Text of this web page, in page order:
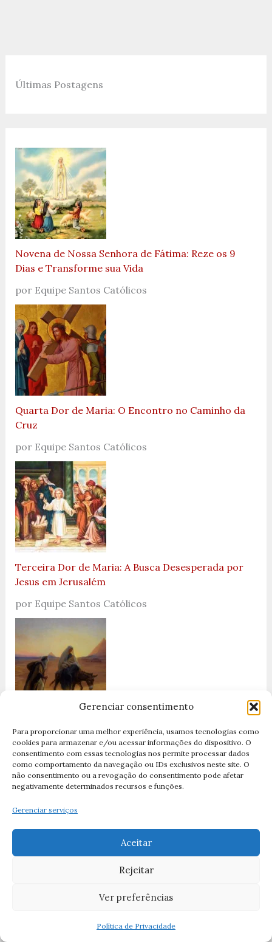
Gerenciar consentimento
Para proporcionar uma melhor experiência, usamos tecnologias como
cookies para armazenar e/ou acessar informações do dispositivo. O
consentimento com essas tecnologias nos permite processar dados
como comportamento da navegação ou IDs exclusivos neste site. O
não consentimento ou a revogação do consentimento pode afetar
negativamente determinados recursos e funções.
Gerenciar serviços
Aceitar
Rejeitar
Ver preferências
Política de Privacidade
Últimas Postagens
Novena de Nossa Senhora de Fátima: Reze os 9
Dias e Transforme sua Vida
por Equipe Santos Católicos
Quarta Dor de Maria: O Encontro no Caminho da
Cruz
por Equipe Santos Católicos
Terceira Dor de Maria: A Busca Desesperada por
Jesus em Jerusalém
por Equipe Santos Católicos
Quando a Mãe de Deus Também Foi Refugiada
por Equipe Santos Católicos